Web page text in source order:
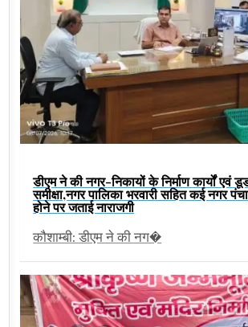
डीएम ने की नगर-निकायों के निर्माण कार्यों एवं
समीक्षा,नगर पालिका भरवारी सहित कई नगर
होने पर जताई नाराजगी
कौशाम्बी: डीएम ने की नग�